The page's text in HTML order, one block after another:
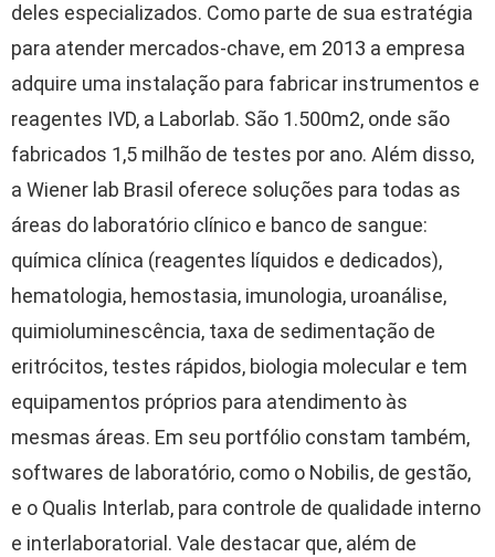
deles especializados. Como parte de sua estratégia
para atender mercados-chave, em 2013 a empresa
adquire uma instalação para fabricar instrumentos e
reagentes IVD, a Laborlab. São 1.500m2, onde são
fabricados 1,5 milhão de testes por ano. Além disso,
a Wiener lab Brasil oferece soluções para todas as
áreas do laboratório clínico e banco de sangue:
química clínica (reagentes líquidos e dedicados),
hematologia, hemostasia, imunologia, uroanálise,
quimioluminescência, taxa de sedimentação de
eritrócitos, testes rápidos, biologia molecular e tem
equipamentos próprios para atendimento às
mesmas áreas. Em seu portfólio constam também,
softwares de laboratório, como o Nobilis, de gestão,
e o Qualis Interlab, para controle de qualidade interno
e interlaboratorial. Vale destacar que, além de